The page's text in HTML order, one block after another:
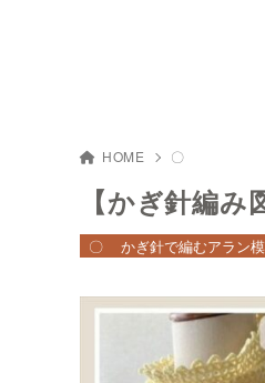
HOME 〇
【かぎ針編
〇 かぎ針で編むアラン